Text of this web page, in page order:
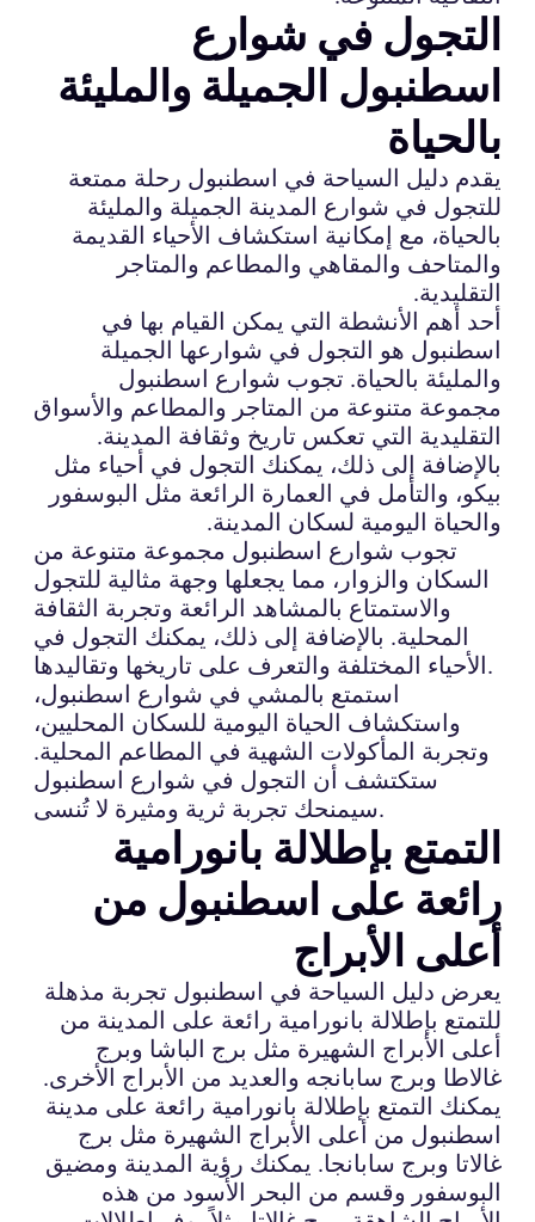
التجول في شوارع
اسطنبول الجميلة والمليئة
بالحياة
يقدم دليل السياحة في اسطنبول رحلة ممتعة
للتجول في شوارع المدينة الجميلة والمليئة
بالحياة، مع إمكانية استكشاف الأحياء القديمة
والمتاحف والمقاهي والمطاعم والمتاجر
التقليدية.
أحد أهم الأنشطة التي يمكن القيام بها في
اسطنبول هو التجول في شوارعها الجميلة
والمليئة بالحياة. تجوب شوارع اسطنبول
مجموعة متنوعة من المتاجر والمطاعم والأسواق
التقليدية التي تعكس تاريخ وثقافة المدينة.
بالإضافة إلى ذلك، يمكنك التجول في أحياء مثل
بيكو، والتأمل في العمارة الرائعة مثل البوسفور
والحياة اليومية لسكان المدينة.
تجوب شوارع اسطنبول مجموعة متنوعة من
السكان والزوار، مما يجعلها وجهة مثالية للتجول
والاستمتاع بالمشاهد الرائعة وتجربة الثقافة
المحلية. بالإضافة إلى ذلك، يمكنك التجول في
الأحياء المختلفة والتعرف على تاريخها وتقاليدها.
استمتع بالمشي في شوارع اسطنبول،
واستكشاف الحياة اليومية للسكان المحليين،
وتجربة المأكولات الشهية في المطاعم المحلية.
ستكتشف أن التجول في شوارع اسطنبول
سيمنحك تجربة ثرية ومثيرة لا تُنسى.
التمتع بإطلالة بانورامية
رائعة على اسطنبول من
أعلى الأبراج
يعرض دليل السياحة في اسطنبول تجربة مذهلة
للتمتع بإطلالة بانورامية رائعة على المدينة من
أعلى الأبراج الشهيرة مثل برج الباشا وبرج
غالاطا وبرج سابانجه والعديد من الأبراج الأخرى.
يمكنك التمتع بإطلالة بانورامية رائعة على مدينة
اسطنبول من أعلى الأبراج الشهيرة مثل برج
غالاتا وبرج سابانجا. يمكنك رؤية المدينة ومضيق
البوسفور وقسم من البحر الأسود من هذه